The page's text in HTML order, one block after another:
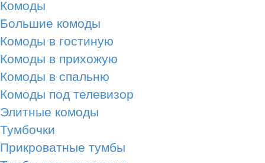
Комоды
Большие комоды
Комоды в гостиную
Комоды в прихожую
Комоды в спальню
Комоды под телевизор
Элитные комоды
Тумбочки
Прикроватные тумбы